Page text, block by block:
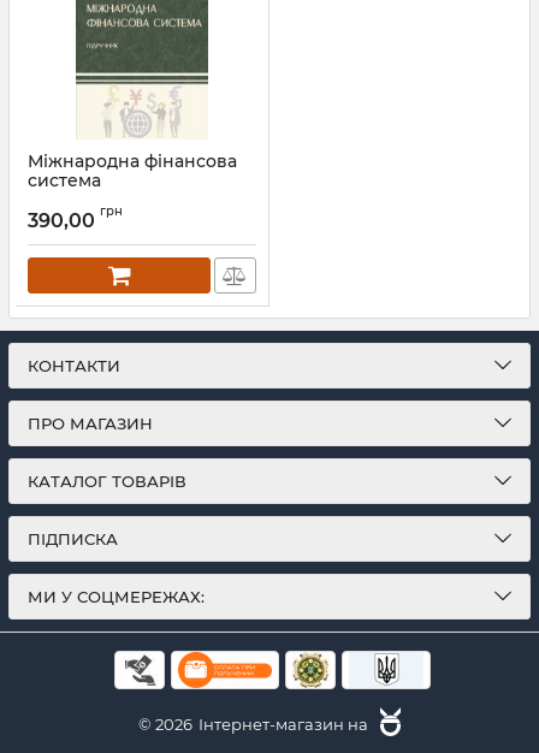
Міжнародна фінансова
система
390,00 грн
КОНТАКТИ
ПРО МАГАЗИН
КАТАЛОГ ТОВАРІВ
ПІДПИСКА
МИ У СОЦМЕРЕЖАХ:
© 2026 Інтернет-магазин на